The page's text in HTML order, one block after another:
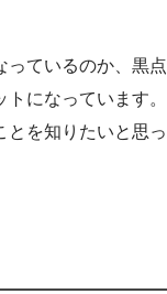
っているのか、黒点
になっています。
とを知りたいと思っ